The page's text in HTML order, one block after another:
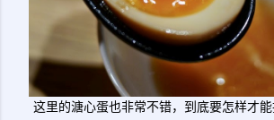
这里的溏心蛋也非常不错，到底要怎样才能